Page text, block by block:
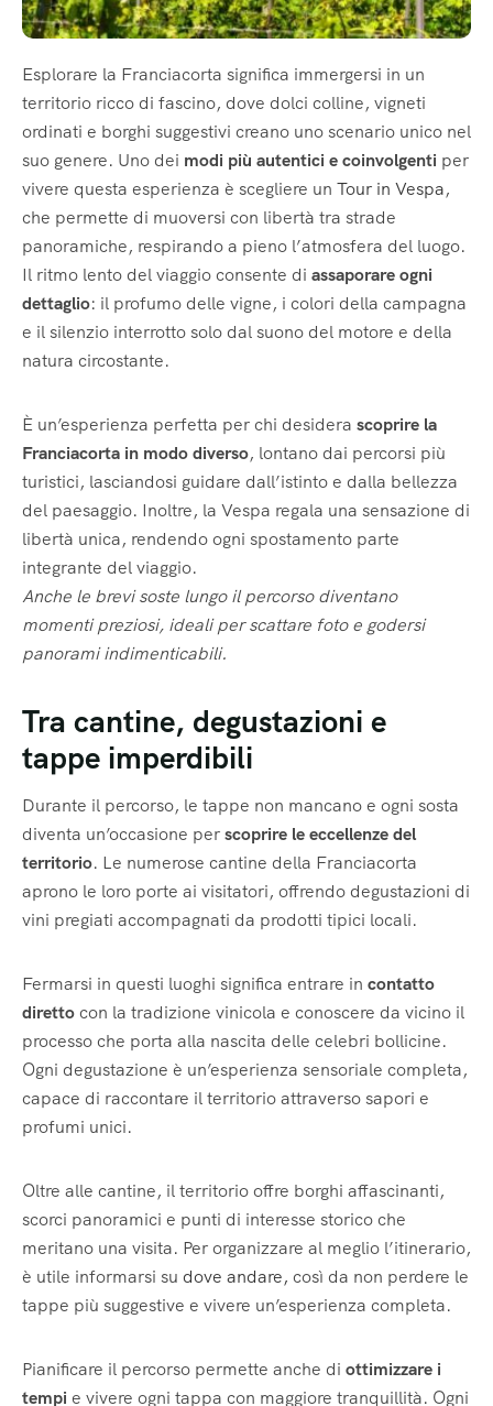
Esplorare la Franciacorta significa immergersi in un
territorio ricco di fascino, dove dolci colline, vigneti
ordinati e borghi suggestivi creano uno scenario unico nel
suo genere. Uno dei modi più autentici e coinvolgenti per
vivere questa esperienza è scegliere un Tour in Vespa,
che permette di muoversi con libertà tra strade
panoramiche, respirando a pieno l’atmosfera del luogo.
Il ritmo lento del viaggio consente di assaporare ogni
dettaglio: il profumo delle vigne, i colori della campagna
e il silenzio interrotto solo dal suono del motore e della
natura circostante.
È un’esperienza perfetta per chi desidera scoprire la
Franciacorta in modo diverso, lontano dai percorsi più
turistici, lasciandosi guidare dall’istinto e dalla bellezza
del paesaggio. Inoltre, la Vespa regala una sensazione di
libertà unica, rendendo ogni spostamento parte
integrante del viaggio.
Anche le brevi soste lungo il percorso diventano
momenti preziosi, ideali per scattare foto e godersi
panorami indimenticabili.
Tra cantine, degustazioni e
tappe imperdibili
Durante il percorso, le tappe non mancano e ogni sosta
diventa un’occasione perscoprire le eccellenze del
territorio. Le numerose cantine della Franciacorta
aprono le loro porte ai visitatori, offrendo degustazioni di
vini pregiati accompagnati da prodotti tipici locali.
Fermarsi in questi luoghi significa entrare in contatto
direttocon la tradizione vinicola e conoscere da vicino il
processo che porta alla nascita delle celebri bollicine.
Ogni degustazione è un’esperienza sensoriale completa,
capace di raccontare il territorio attraverso sapori e
profumi unici.
Oltre alle cantine, il territorio offre borghi affascinanti,
scorci panoramici e punti di interesse storico che
meritano una visita. Per organizzare al meglio l’itinerario,
è utile informarsi su dove andare, così da non perdere le
tappe più suggestive e vivere un’esperienza completa.
Pianificare il percorso permette anche di ottimizzare i
tempi e vivere ogni tappa con maggiore tranquillità. Ogni